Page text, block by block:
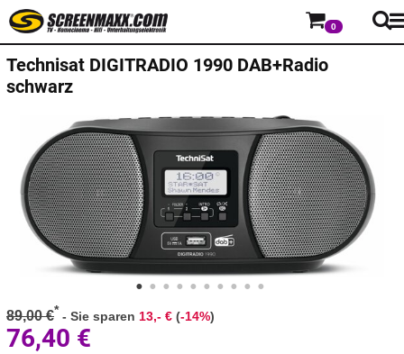
0
Technisat DIGITRADIO 1990 DAB+Radio
schwarz
89,00 €* - Sie sparen 13,- € (-14%)
76,40 €